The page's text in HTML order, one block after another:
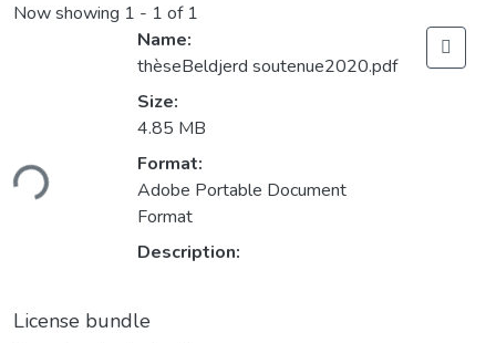
Now showing 1 - 1 of 1
Name:
thèseBeldjerd soutenue2020.pdf
Size:
4.85 MB
Format:
Adobe Portable Document
Format
Description:
License bundle